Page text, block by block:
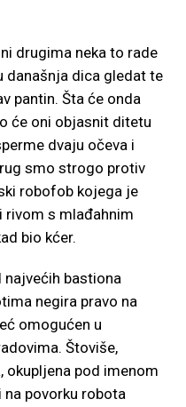
drugima neka to rade
današnja dica gledat te
pantin. Šta će onda
će oni objasnit ditetu
dvaju očeva i
smo strogo protiv
robofob kojega je
rivom s mlađahnim
bio kćer.
bastiona
negira pravo na
omogućen u
Štoviše,
okupljena pod imenom
na povorku robota